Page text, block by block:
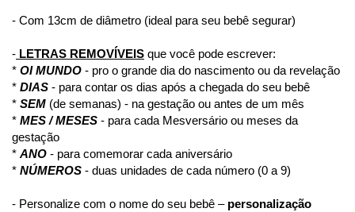
- Com 13cm de diâmetro (ideal para seu bebê segurar)
- LETRAS REMOVÍVEIS que você pode escrever:
* OI MUNDO - pro o grande dia do nascimento ou da revelação
* DIAS - para contar os dias após a chegada do seu bebê
* SEM (de semanas) - na gestação ou antes de um mês
* ⁠ MES / MESES - para cada Mesversário ou meses da
gestação
* ANO - para comemorar cada aniversário
* NÚMEROS - duas unidades de cada número (0 a 9)
- Personalize com o nome do seu bebê – personalização